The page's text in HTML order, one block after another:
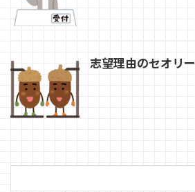
志望理由のセオリー